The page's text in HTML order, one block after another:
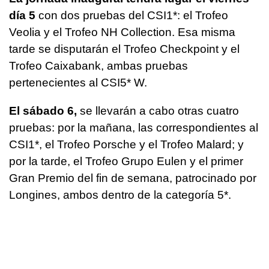
día 5 con dos pruebas del CSI1*: el Trofeo
Veolia y el Trofeo NH Collection. Esa misma
tarde se disputarán el Trofeo Checkpoint y el
Trofeo Caixabank, ambas pruebas
pertenecientes al CSI5* W.
El sábado 6, se llevarán a cabo otras cuatro
pruebas: por la mañana, las correspondientes al
CSI1*, el Trofeo Porsche y el Trofeo Malard; y
por la tarde, el Trofeo Grupo Eulen y el primer
Gran Premio del fin de semana, patrocinado por
Longines, ambos dentro de la categoría 5*.